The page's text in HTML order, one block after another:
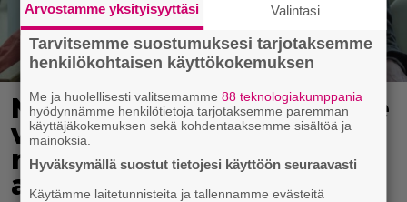
Nyt Netflixissä: Yksi viime
vuosien parhaista
rikossarjoista – IMDB-
arvio 8,8
Arvostamme yksityisyyttäsi Valintasi
Tarvitsemme suostumuksesi tarjotaksemme
henkilökohtaisen käyttökokemuksen
Me ja huolellisesti valitsemamme88 teknologiakumppania
hyödynnämme henkilötietoja tarjotaksemme paremman
käyttäjäkokemuksen sekä kohdentaaksemme sisältöä ja
mainoksia.
Hyväksymällä suostut tietojesi käyttöön seuraavasti
Käytämme laitetunnisteita ja tallennamme evästeitä